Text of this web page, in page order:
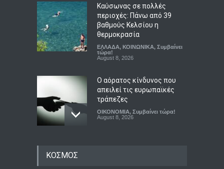
Καύσωνας σε πολλές
περιοχές: Πάνω από 39
βαθμούς Κελσίου η
θερμοκρασία
ΕΛΛΑΔΑ, ΚΟΙΝΩΝΙΚΑ, Συμβαίνει
τώρα!
August 8, 2026
Ο αόρατος κίνδυνος που
απειλεί τις ευρωπαϊκές
τράπεζες
ΟΙΚΟΝΟΜΙΑ, Συμβαίνει τώρα!
August 8, 2026
ΚΟΣΜΟΣ